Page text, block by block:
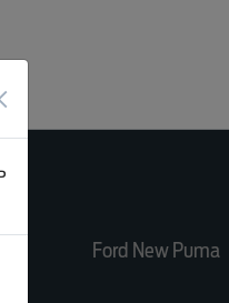
Ford New Puma